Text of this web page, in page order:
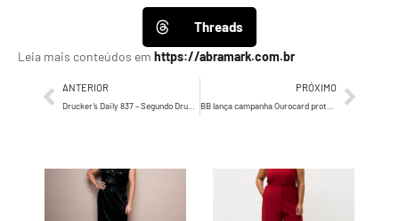
Threads
Leia mais conteúdos em https://abramark.com.br
ANTERIOR
Drucker’s Daily 837 – Segundo Drucker, aprender e aprender…
PRÓXIMO
BB lança campanha Ourocard protagonizada por Augusto Akio